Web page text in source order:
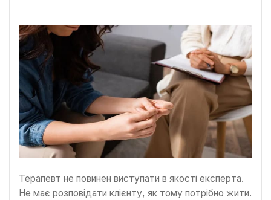
Терапевт не повинен виступати в якості експерта.
Не має розповідати клієнту, як тому потрібно жити.